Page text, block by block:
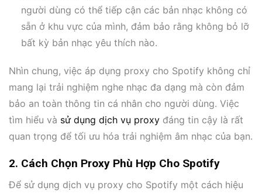
người dùng có thể tiếp cận các bản nhạc không có
sẵn ở khu vực của mình, đảm bảo rằng không bỏ lỡ
bất kỳ bản nhạc yêu thích nào.
Nhìn chung, việc áp dụng proxy cho Spotify không chỉ
mang lại trải nghiệm nghe nhạc đa dạng mà còn đảm
bảo an toàn thông tin cá nhân cho người dùng. Việc
tìm hiểu và sử dụng dịch vụ proxy đáng tin cậy là rất
quan trọng để tối ưu hóa trải nghiệm âm nhạc của bạn.
2. Cách Chọn Proxy Phù Hợp Cho Spotify
Để sử dụng dịch vụ proxy cho Spotify một cách hiệu